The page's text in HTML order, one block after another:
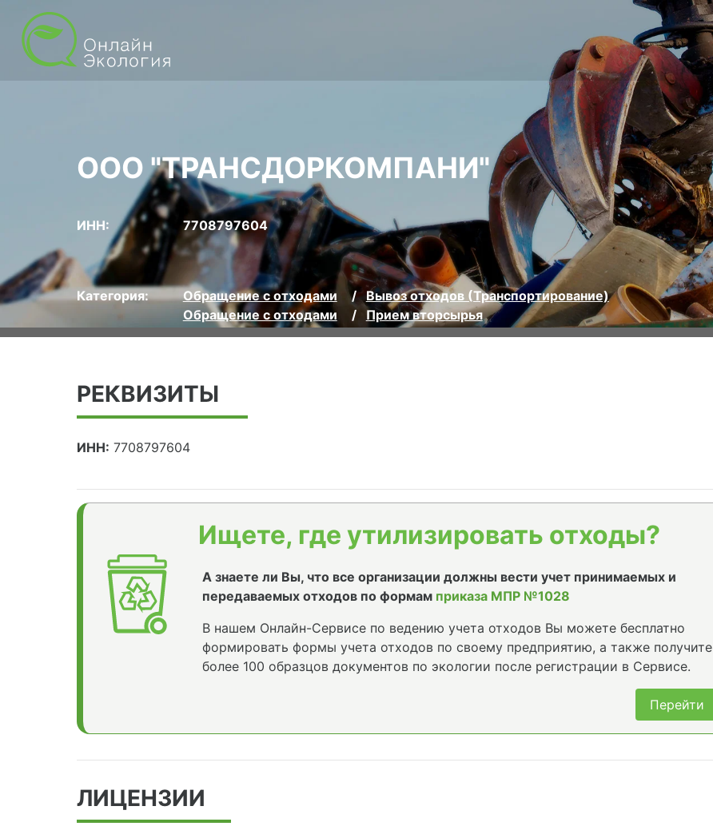
ООО "ТРАНСДОРКОМПАНИ"
ИНН: 7708797604
Категория: Обращение с отходами
Вывоз отходов (Транспортирование)
Обращение с отходами
Прием вторсырья
РЕКВИЗИТЫ
ИНН: 7708797604
Ищете, где утилизировать отходы?
А знаете ли Вы, что все организации должны вести учет принимаемых и
передаваемых отходов по формам приказа МПР №1028
В нашем Онлайн-Сервисе по ведению учета отходов Вы можете бесплатно
формировать формы учета отходов по своему предприятию, а также получите
более 100 образцов документов по экологии после регистрации в Сервисе.
Перейти
ЛИЦЕНЗИИ